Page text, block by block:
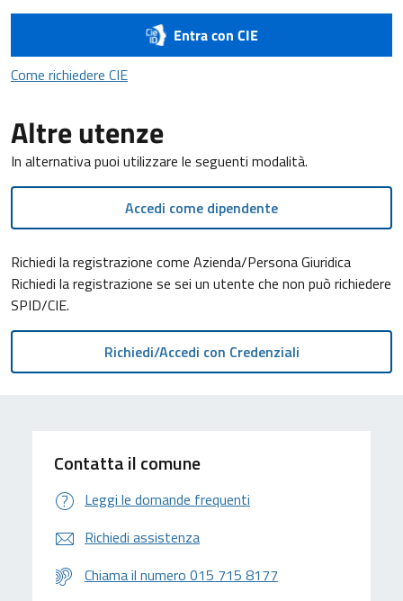
Entra con CIE
Come richiedere CIECome richiedere CIE
Altre utenze
In alternativa puoi utilizzare le seguenti modalità.
Accedi come dipendente
Richiedi la registrazione come Azienda/Persona Giuridica
Richiedi la registrazione se sei un utente che non può richiedere
SPID/CIE.
Contatta il comune
Leggi le domande frequenti
Richiedi assistenza
Chiama il numero 015 715 8177